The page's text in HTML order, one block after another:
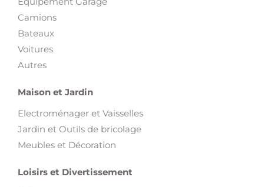
Camions
Bateaux
Voitures
Autres
Maison et Jardin
Electroménager et Vaisselles
Jardin et Outils de bricolage
Meubles et Décoration
Loisirs et Divertissement